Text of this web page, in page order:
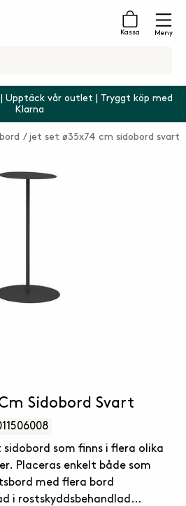
Kassa Meny
Upptäck vår outlet | Tryggt köp med
Klarna
jet set ø35x74 cm sidobord svart
Sidobord Svart
som finns i flera olika
Placeras enkelt både som
med flera bord
i rostskyddsbehandlad